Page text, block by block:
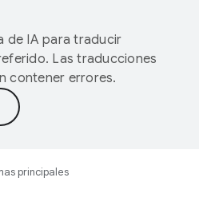
de IA para traducir
Las traducciones
contener errores.
principales